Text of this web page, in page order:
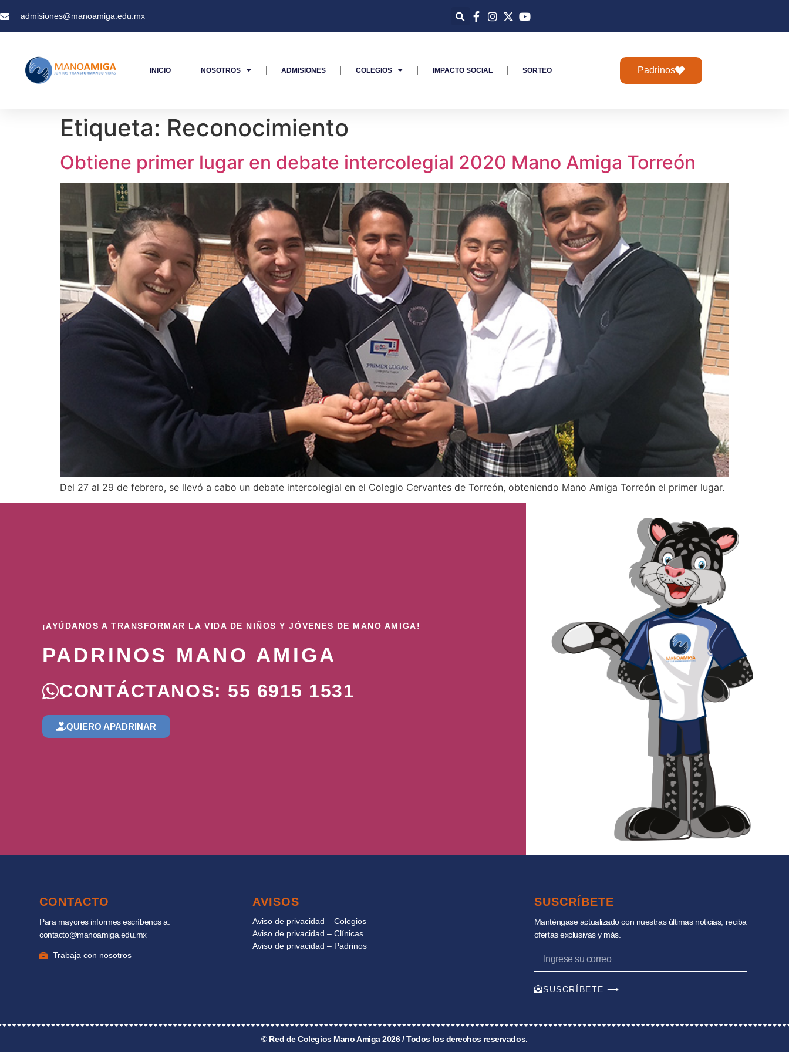
admisiones@manoamiga.edu.mx
INICIO NOSOTROS ADMISIONES COLEGIOS IMPACTO SOCIAL SORTEO Padrinos
Etiqueta: Reconocimiento
Obtiene primer lugar en debate intercolegial 2020 Mano Amiga Torreón
Del 27 al 29 de febrero, se llevó a cabo un debate intercolegial en el Colegio Cervantes de Torreón, obteniendo Mano Amiga Torreón el primer lugar.
¡AYÚDANOS A TRANSFORMAR LA VIDA DE NIÑOS Y JÓVENES DE MANO AMIGA!
PADRINOS MANO AMIGA
CONTÁCTANOS: 55 6915 1531
QUIERO APADRINAR
CONTACTO
Para mayores informes escríbenos a:
contacto@manoamiga.edu.mx
Trabaja con nosotros
AVISOS
Aviso de privacidad – Colegios
Aviso de privacidad – Clínicas
Aviso de privacidad – Padrinos
SUSCRÍBETE
Manténgase actualizado con nuestras últimas noticias, reciba
ofertas exclusivas y más.
SUSCRÍBETE ⟶
© Red de Colegios Mano Amiga 2026 / Todos los derechos reservados.